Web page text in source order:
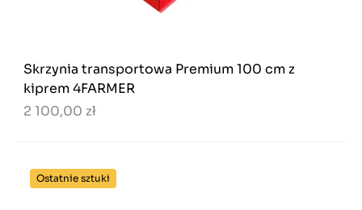
Skrzynia transportowa Premium 100 cm z
kiprem 4FARMER
2 100,00 zł
Ostatnie sztuki